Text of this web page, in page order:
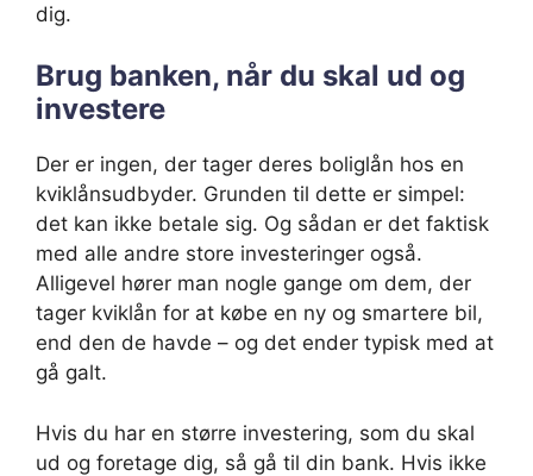
dig.
Brug banken, når du skal ud og
investere
Der er ingen, der tager deres boliglån hos en
kviklånsudbyder. Grunden til dette er simpel:
det kan ikke betale sig. Og sådan er det faktisk
med alle andre store investeringer også.
Alligevel hører man nogle gange om dem, der
tager kviklån for at købe en ny og smartere bil,
end den de havde – og det ender typisk med at
gå galt.
Hvis du har en større investering, som du skal
ud og foretage dig, så gå til din bank. Hvis ikke